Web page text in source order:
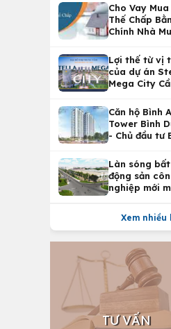
Cho Vay Mua
Thế Chấp
Chính Nhà
Nhà Tại
Vietcombank
Lợi thế từ vị
của dự án
Mega City
Căn hộ Bình
Tower Bình
- Chủ đầu tư
Làn sóng bất
động sản
nghiệp mới
Xem nhiều
TƯ VẤN